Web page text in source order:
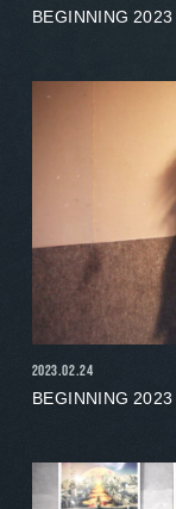
BEGINNING
2023.02.24
BEGINNING